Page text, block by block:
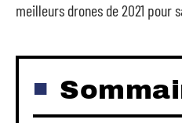
meilleurs drones de 2021 pour